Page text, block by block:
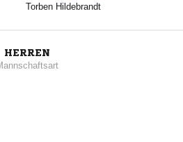
Torben Hildebrandt
HERREN